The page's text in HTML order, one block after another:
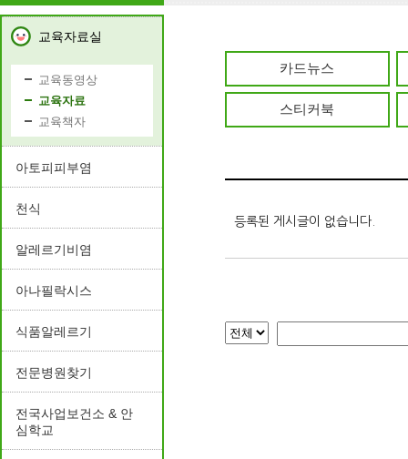
교육자료실
교육동영상
교육자료
교육책자
아토피피부염
천식
알레르기비염
아나필락시스
식품알레르기
전문병원찾기
전국사업보건소 & 안
심학교
카드뉴스
스티커북
등록된 게시글이 없습니다.